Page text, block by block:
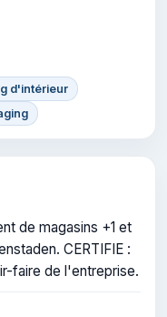
d'intérieur
de magasins +1 et
CERTIFIE :
faire de l'entreprise.